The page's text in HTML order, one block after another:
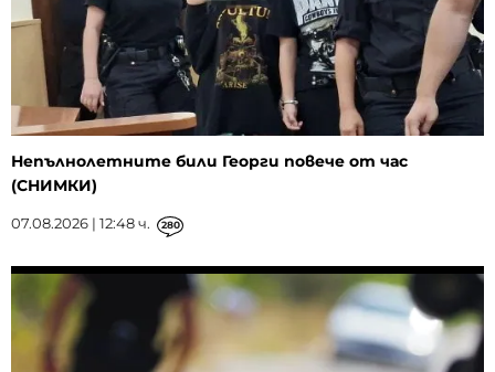
Непълнолетните били Георги повече от час
(СНИМКИ)
07.08.2026 | 12:48 ч. 280